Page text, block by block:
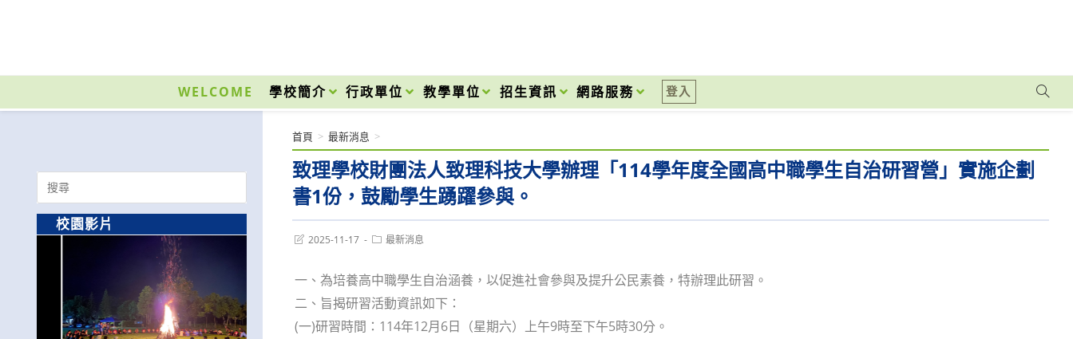
內
WELCOME 學校簡介 行政單位 教學單位 招生資訊 網路服務 登入
致理學校財團法人致理科技大學辦理「114學年度全國高中職學生自治研習營」實施企劃
書1份，鼓勵學生踴躍參與。
首頁 > 最新消息 >
Post2025-11-17
Post最新消息
一、為培養高中職學生自治涵養，以促進社會參與及提升公民素養，特辦理此研習。
二、旨揭研習活動資訊如下：
(一)研習時間：114年12月6日（星期六）上午9時至下午5時30分。
Search
for:
校園影片